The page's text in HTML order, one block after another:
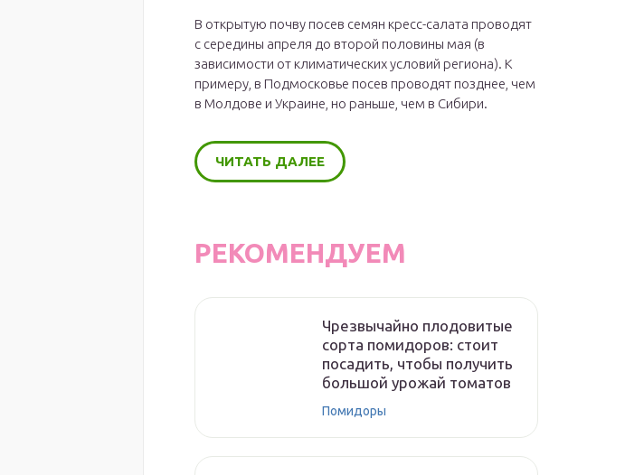
В открытую почву посев семян кресс-салата проводят
с середины апреля до второй половины мая (в
зависимости от климатических условий региона). К
примеру, в Подмосковье посев проводят позднее, чем
в Молдове и Украине, но раньше, чем в Сибири.
ЧИТАТЬ ДАЛЕЕ
РЕКОМЕНДУЕМ
Чрезвычайно плодовитые
сорта помидоров: стоит
посадить, чтобы получить
большой урожай томатов
Помидоры